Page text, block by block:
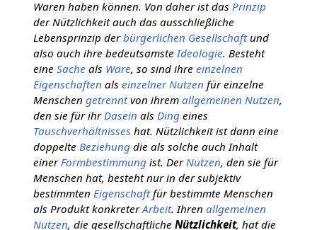
Waren haben können. Von daher ist das Prinzip
der Nützlichkeit auch das ausschließliche
Lebensprinzip derbürgerlichen Gesellschaftund
also auch ihre bedeutsamste Ideologie. Besteht
eine Sache als Ware, so sind ihre einzelnen
Eigenschaften als einzelner Nutzen für einzelne
Menschen getrenntvon ihrem allgemeinen Nutzen,
den sie für ihr Dasein als Dingeines
Tauschverhältnisses hat. Nützlichkeit ist dann eine
doppelte Beziehungdie als solche auch Inhalt
einer Formbestimmungist. Der Nutzen, den sie für
Menschen hat, besteht nur in der subjektiv
bestimmten Eigenschaftfür bestimmte Menschen
als Produkt konkreterArbeit. Ihren allgemeinen
Nutzen, die gesellschaftliche Nützlichkeit, hat die